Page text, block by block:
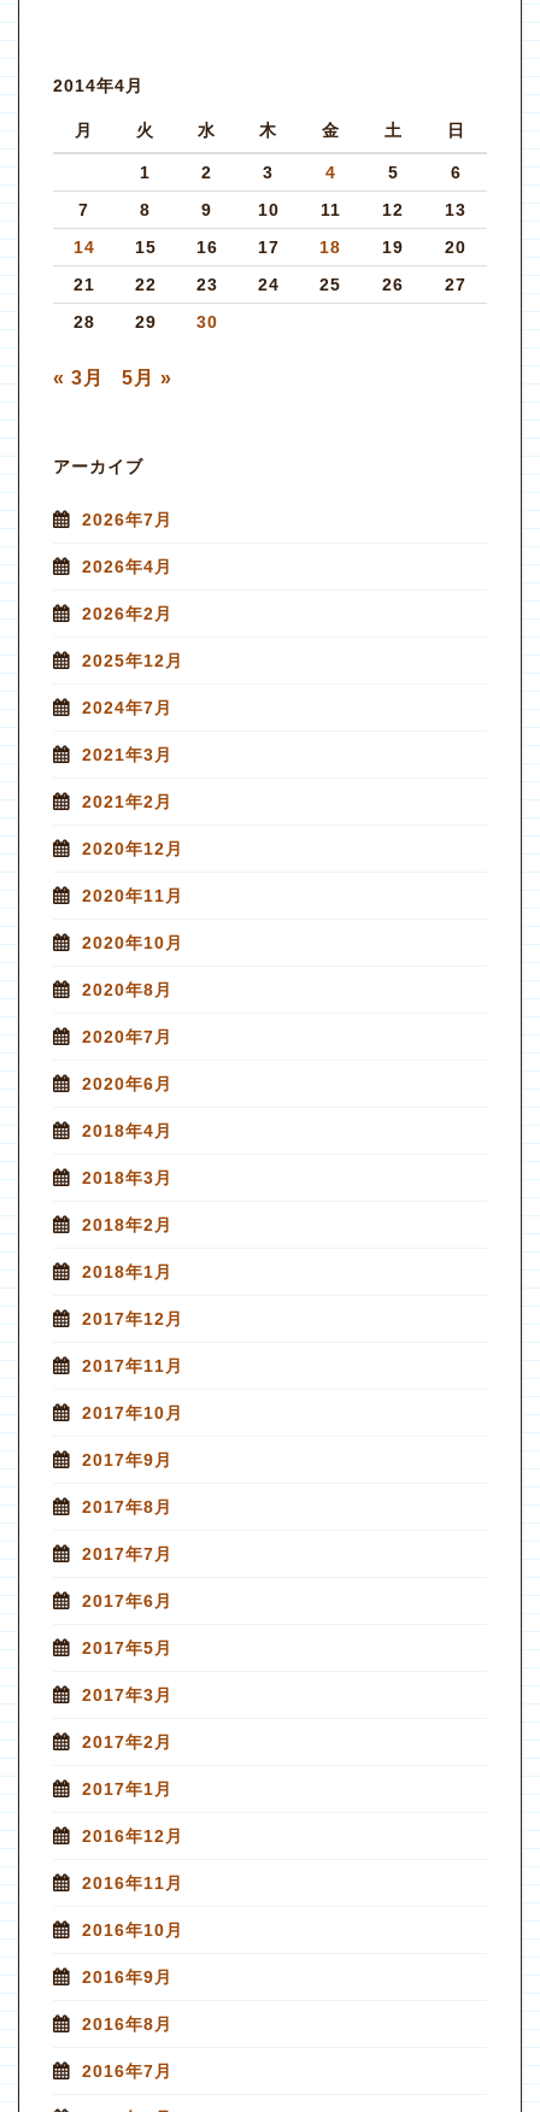
2014年4月
月 火 水 木 金 土 日
1 2 3 4 5
6
7
8 9 10 11 12
13
14
15 16 17 18 19
20
21
22 23 24 25 26
27
28
29 30
« 3月 5月 »
アーカイブ
2026年7月
2026年4月
2026年2月
2025年12月
2024年7月
2021年3月
2021年2月
2020年12月
2020年11月
2020年10月
2020年8月
2020年7月
2020年6月
2018年4月
2018年3月
2018年2月
2018年1月
2017年12月
2017年11月
2017年10月
2017年9月
2017年8月
2017年7月
2017年6月
2017年5月
2017年3月
2017年2月
2017年1月
2016年12月
2016年11月
2016年10月
2016年9月
2016年8月
2016年7月